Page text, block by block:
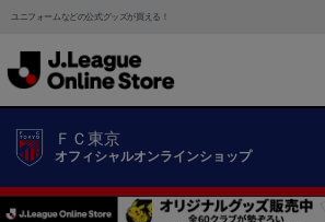
ユニフォームなどの公式グッズが買える！
ＦＣ東京
オフィシャルオンラインショップ